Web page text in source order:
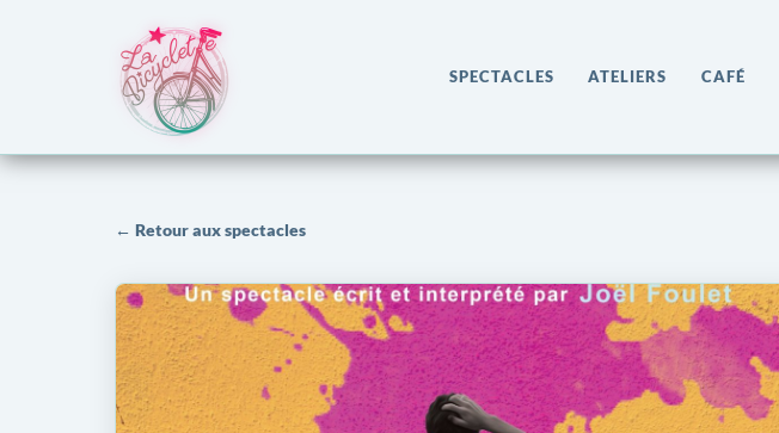
SPECTACLES ATELIERS CAFÉ
← Retour aux spectacles